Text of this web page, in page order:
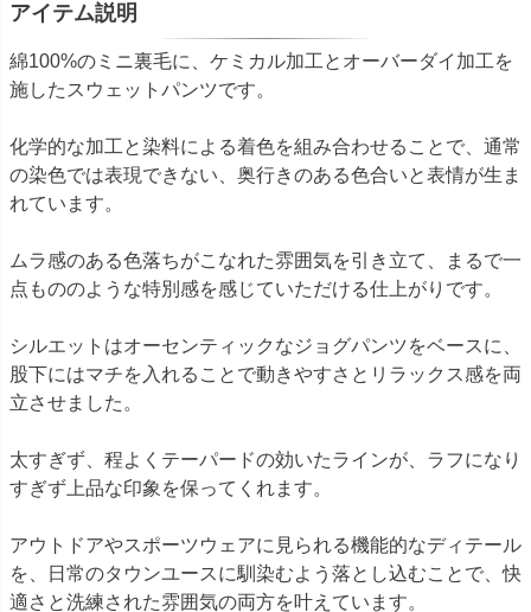
アイテム説明
綿100%のミニ裏毛に、ケミカル加工とオーバーダイ加工を
施したスウェットパンツです。
化学的な加工と染料による着色を組み合わせることで、通常
の染色では表現できない、奥行きのある色合いと表情が生ま
れています。
ムラ感のある色落ちがこなれた雰囲気を引き立て、まるで一
点もののような特別感を感じていただける仕上がりです。
シルエットはオーセンティックなジョグパンツをベースに、
股下にはマチを入れることで動きやすさとリラックス感を両
立させました。
太すぎず、程よくテーパードの効いたラインが、ラフになり
すぎず上品な印象を保ってくれます。
アウトドアやスポーツウェアに見られる機能的なディテール
を、日常のタウンユースに馴染むよう落とし込むことで、快
適さと洗練された雰囲気の両方を叶えています。